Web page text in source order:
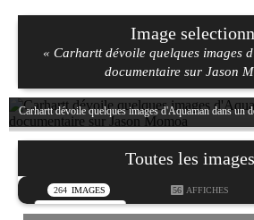
Image
« Carhartt dévoile quelques images
documentaire sur Jason
Carhartt dévoile quelques images d'Aquaman dans un
Toutes les
264 IMAGES 56 AFFICHES